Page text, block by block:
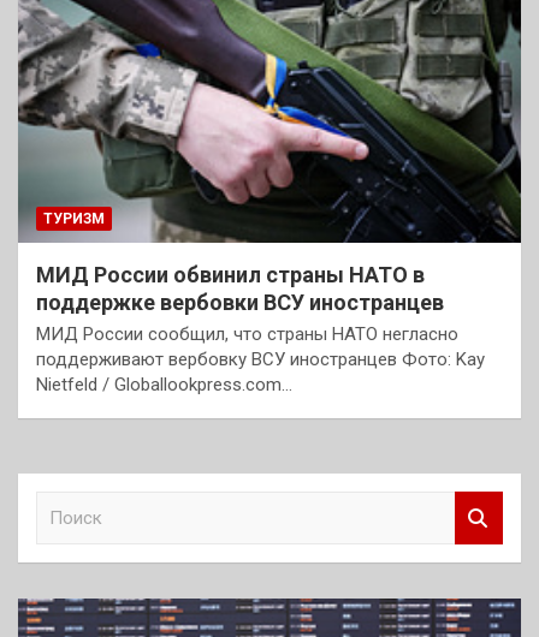
ТУРИЗМ
МИД России обвинил страны НАТО в
поддержке вербовки ВСУ иностранцев
МИД России сообщил, что страны НАТО негласно
поддерживают вербовку ВСУ иностранцев Фото: Kay
Nietfeld / Globallookpress.com…
к